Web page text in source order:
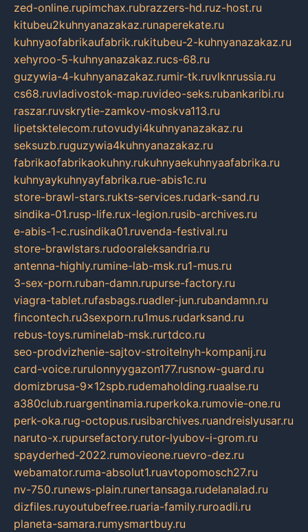
zed-online.rupimchax.rubrazzers-hd.ruz-host.ru
kitubeu2kuhnyanazakaz.runaperekate.ru
kuhnyaofabrikaufabrik.rukitubeu-2-kuhnyanazakaz.ru
xehyroo-5-kuhnyanazakaz.rucs-68.ru
guzywia-4-kuhnyanazakaz.rumir-tk.ruvlknrussia.ru
cs68.ruvladivostok-map.ruvideo-seks.rubankaribi.ru
raszar.ruvskrytie-zamkov-moskva113.ru
lipetsktelecom.rutovudyi4kuhnyanazakaz.ru
seksuzb.ruguzywia4kuhnyanazakaz.ru
fabrikaofabrikaokuhny.rukuhnyaekuhnyaafabrika.ru
kuhnyaykuhnyayfabrika.rue-abis1c.ru
store-brawl-stars.rukts-services.rudark-sand.ru
sindika-01.rusp-life.rux-legion.rusib-archives.ru
e-abis-1-c.rusindika01.ruvenda-festival.ru
store-brawlstars.rudooraleksandria.ru
antenna-highly.rumine-lab-msk.ru1-mus.ru
3-sex-porn.ruban-damn.rupurse-factory.ru
viagra-tablet.rufasbags.ruadler-jun.rubandamn.ru
fincontech.ru3sexporn.ru1mus.rudarksand.ru
rebus-toys.ruminelab-msk.rurtdco.ru
seo-prodvizhenie-sajtov-stroitelnyh-kompanij.ru
card-voice.rurulonnyygazon177.rusnow-guard.ru
domizbrusa-9x12spb.rudemaholding.ruaalse.ru
a380club.ruargentinamia.ruperkoka.rumovie-one.ru
perk-oka.rug-octopus.rusibarchives.ruandreislyusar.ru
naruto-x.rupursefactory.rutor-lyubov-i-grom.ru
spayderhed-2022.rumovieone.ruevro-dez.ru
webamator.ruma-absolut1.ruavtopomosch27.ru
nv-750.runews-plain.runertansaga.rudelanalad.ru
dizfiles.ruyoutubefree.ruaria-family.ruroadli.ru
planeta-samara.rumysmartbuy.ru